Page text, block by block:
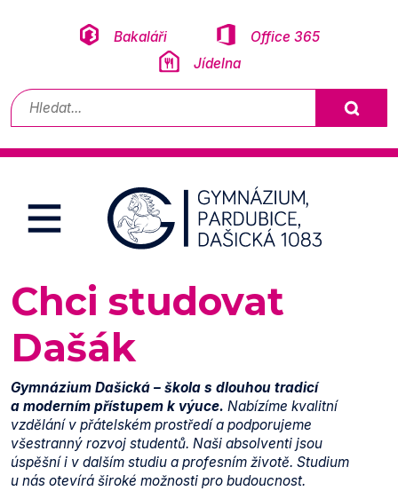
Bakaláři
Office 365
Jídelna
Vyhledávání
Chci studovat
Dašák
Gymnázium Dašická – škola s dlouhou tradicí
a moderním přístupem k výuce. Nabízíme kvalitní
vzdělání v přátelském prostředí a podporujeme
všestranný rozvoj studentů. Naši absolventi jsou
úspěšní i v dalším studiu a profesním životě. Studium
u nás otevírá široké možnosti pro budoucnost.